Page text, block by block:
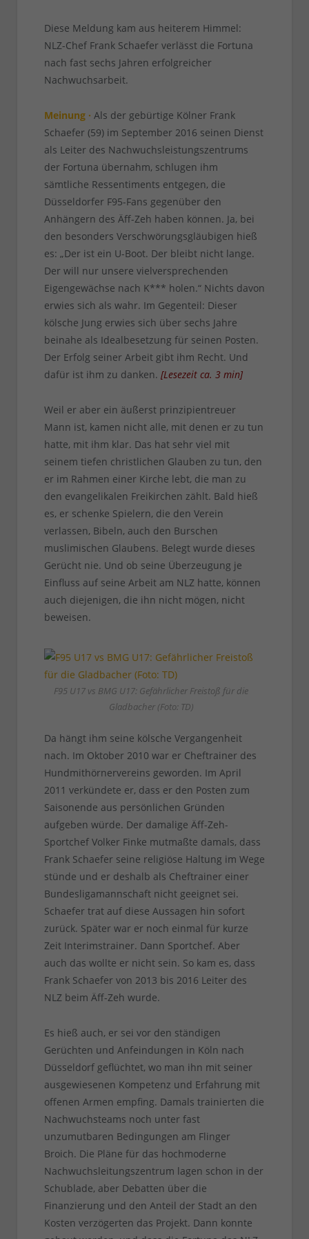
Diese Meldung kam aus heiterem Himmel:
NLZ-Chef Frank Schaefer verlässt die Fortuna
nach fast sechs Jahren erfolgreicher
Nachwuchsarbeit.
Meinung · Als der gebürtige Kölner Frank
Schaefer (59) im September 2016 seinen Dienst
als Leiter des Nachwuchsleistungszentrums
der Fortuna übernahm, schlugen ihm
sämtliche Ressentiments entgegen, die
Düsseldorfer F95-Fans gegenüber den
Anhängern des Äff-Zeh haben können. Ja, bei
den besonders Verschwörungsgläubigen hieß
es: „Der ist ein U-Boot. Der bleibt nicht lange.
Der will nur unsere vielversprechenden
Eigengewächse nach K*** holen.“ Nichts davon
erwies sich als wahr. Im Gegenteil: Dieser
kölsche Jung erwies sich über sechs Jahre
beinahe als Idealbesetzung für seinen Posten.
Der Erfolg seiner Arbeit gibt ihm Recht. Und
dafür ist ihm zu danken. [Lesezeit ca. 3 min]
Weil er aber ein äußerst prinzipientreuer
Mann ist, kamen nicht alle, mit denen er zu tun
hatte, mit ihm klar. Das hat sehr viel mit
seinem tiefen christlichen Glauben zu tun, den
er im Rahmen einer Kirche lebt, die man zu
den evangelikalen Freikirchen zählt. Bald hieß
es, er schenke Spielern, die den Verein
verlassen, Bibeln, auch den Burschen
muslimischen Glaubens. Belegt wurde dieses
Gerücht nie. Und ob seine Überzeugung je
Einfluss auf seine Arbeit am NLZ hatte, können
auch diejenigen, die ihn nicht mögen, nicht
beweisen.
F95 U17 vs BMG U17: Gefährlicher Freistoß für die
Gladbacher (Foto: TD)
Da hängt ihm seine kölsche Vergangenheit
nach. Im Oktober 2010 war er Cheftrainer des
Hundmithörnervereins geworden. Im April
2011 verkündete er, dass er den Posten zum
Saisonende aus persönlichen Gründen
aufgeben würde. Der damalige Äff-Zeh-
Sportchef Volker Finke mutmaßte damals, dass
Frank Schaefer seine religiöse Haltung im Wege
stünde und er deshalb als Cheftrainer einer
Bundesligamannschaft nicht geeignet sei.
Schaefer trat auf diese Aussagen hin sofort
zurück. Später war er noch einmal für kurze
Zeit Interimstrainer. Dann Sportchef. Aber
auch das wollte er nicht sein. So kam es, dass
Frank Schaefer von 2013 bis 2016 Leiter des
NLZ beim Äff-Zeh wurde.
Es hieß auch, er sei vor den ständigen
Gerüchten und Anfeindungen in Köln nach
Düsseldorf geflüchtet, wo man ihn mit seiner
ausgewiesenen Kompetenz und Erfahrung mit
offenen Armen empfing. Damals trainierten die
Nachwuchsteams noch unter fast
unzumutbaren Bedingungen am Flinger
Broich. Die Pläne für das hochmoderne
Nachwuchsleitungszentrum lagen schon in der
Schublade, aber Debatten über die
Finanzierung und den Anteil der Stadt an den
Kosten verzögerten das Projekt. Dann konnte